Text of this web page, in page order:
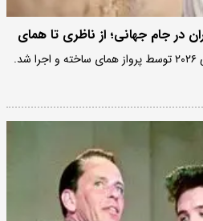
در جام جهانی؛ از ناظری تا همای